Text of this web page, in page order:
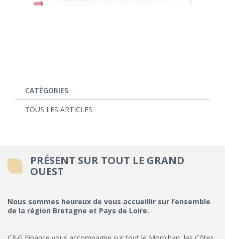
CATÉGORIES
TOUS LES ARTICLES
PRÉSENT SUR TOUT LE GRAND
OUEST
Nous sommes heureux de vous accueillir sur l’ensemble
de la région Bretagne et Pays de Loire.